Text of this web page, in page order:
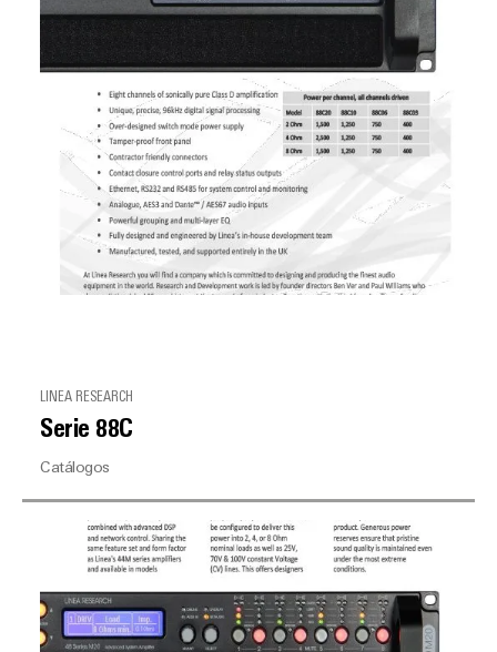
LINEA RESEARCH
Serie 88C
Catálogos